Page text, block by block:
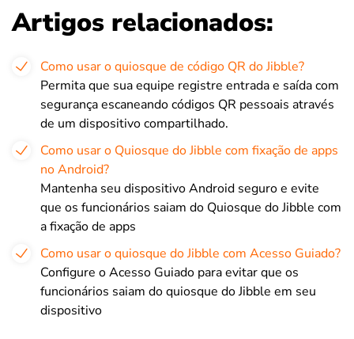
Artigos relacionados:
Como usar o quiosque de código QR do Jibble?
Permita que sua equipe registre entrada e saída com
segurança escaneando códigos QR pessoais através
de um dispositivo compartilhado.
Como usar o Quiosque do Jibble com fixação de apps
no Android?
Mantenha seu dispositivo Android seguro e evite
que os funcionários saiam do Quiosque do Jibble com
a fixação de apps
Como usar o quiosque do Jibble com Acesso Guiado?
Configure o Acesso Guiado para evitar que os
funcionários saiam do quiosque do Jibble em seu
dispositivo